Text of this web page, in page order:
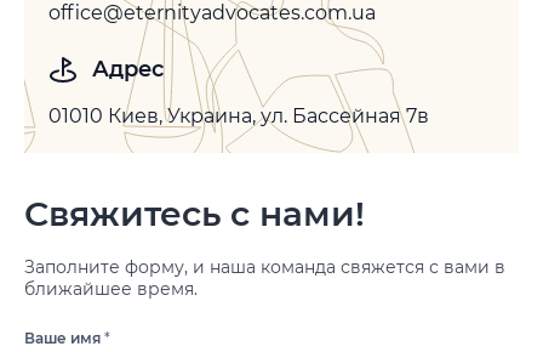
office@eternityadvocates.com.ua
Адрес
01010 Киев, Украина, ул. Бассейная 7в
Свяжитесь с нами!
Заполните форму, и наша команда свяжется с вами в
ближайшее время.
Ваше имя *